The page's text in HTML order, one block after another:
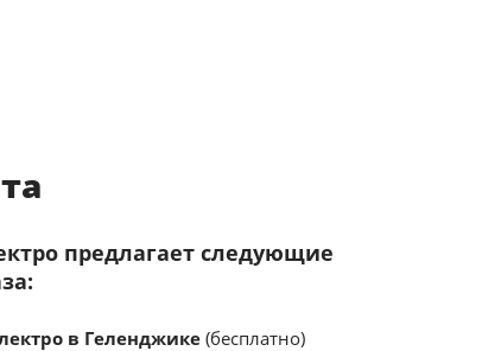
предлагает следующие
в Геленджике(бесплатно)